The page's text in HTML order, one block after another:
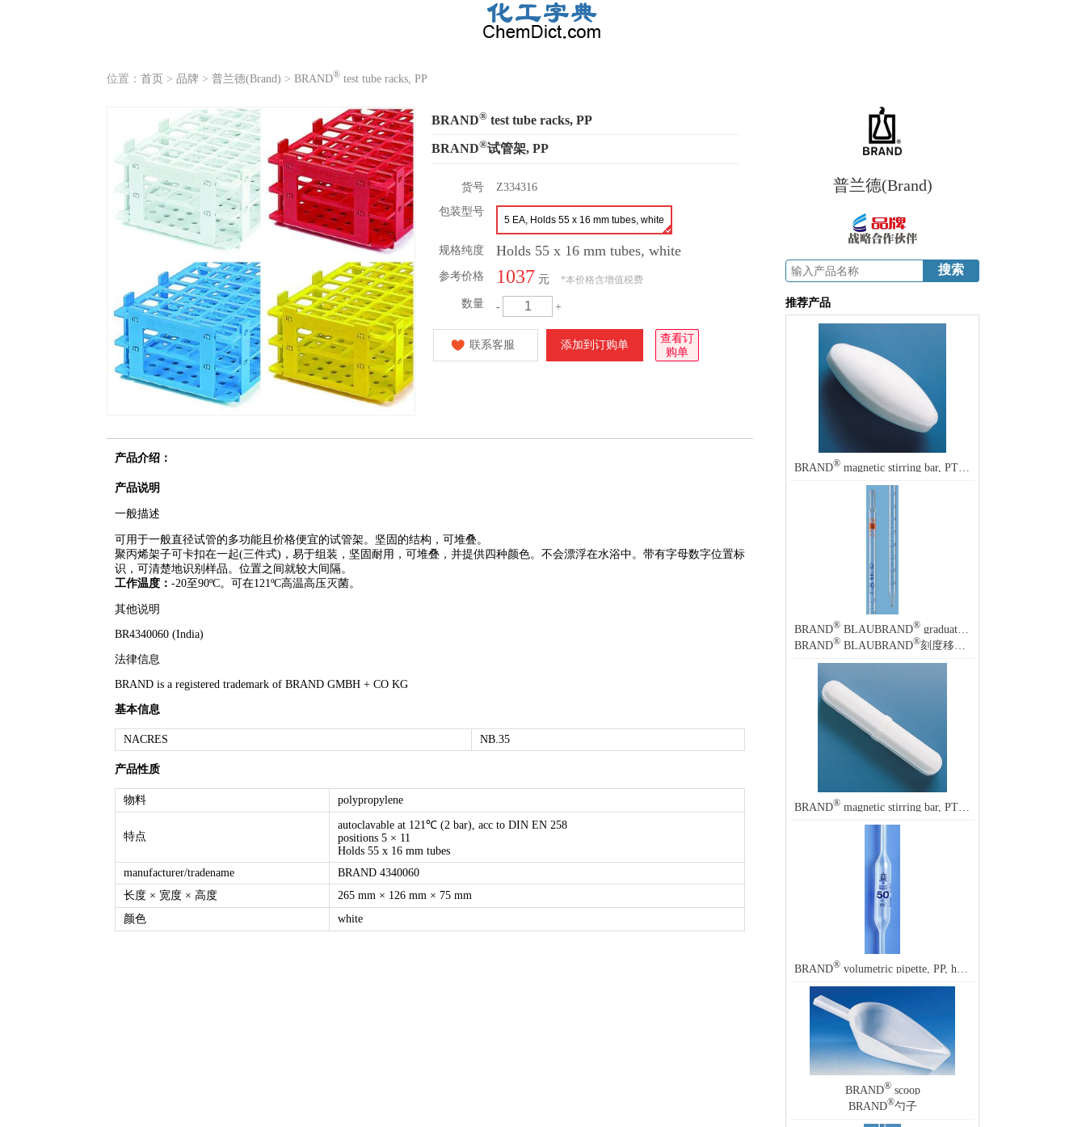
位置： 首页 > 品牌 > 普兰德(Brand) > BRAND® test tube racks, PP
BRAND® test tube racks, PP
BRAND®试管架, PP
货号
Z334316
包装型号
5 EA, Holds 55 x 16 mm tubes, white
规格纯度 Holds 55 x 16 mm tubes, white
参考价格 1037 元 *本价格含增值税费
数量 - +
联系客服 添加到订购单
查看订
购单
产品介绍：
产品说明
一般描述
可用于一般直径试管的多功能且价格便宜的试管架。坚固的结构，可堆叠。
聚丙烯架子可卡扣在一起(三件式)，易于组装，坚固耐用，可堆叠，并提供四种颜色。不会漂浮在水浴中。带有字母数字位置标
识，可清楚地识别样品。位置之间就较大间隔。
工作温度： -20至90ºC。可在121ºC高温高压灭菌。
其他说明
BR4340060 (India)
法律信息
BRAND is a registered trademark of BRAND GMBH + CO KG
基本信息
NACRES NB.35
产品性质
物料 polypropylene
特点
autoclavable at 121℃ (2 bar), acc to DIN EN 258
positions 5 × 11
Holds 55 x 16 mm tubes
manufacturer/tradename
BRAND 4340060
长度 × 宽度 × 高度
265 mm × 126 mm × 75 mm
颜色
white
普兰德(Brand)
推荐产品
BRAND® magnetic stirring bar, PTFE, oval
BRAND® BLAUBRAND® graduated pipette, calibrated to deliver (TD, EX)
BRAND® BLAUBRAND®刻度移液管，(TD, EX) 量出校准
BRAND® magnetic stirring bar, PTFE, octagonal with pivot ring
BRAND® volumetric pipette, PP, high clarity
BRAND®scoop
BRAND®勺子